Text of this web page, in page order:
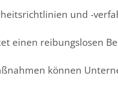
und -
einen reibungslosen
können